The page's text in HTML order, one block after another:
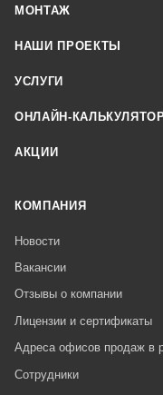
МОНТАЖ
НАШИ ПРОЕКТЫ
УСЛУГИ
ОНЛАЙН-
АКЦИИ
КОМПАНИЯ
Новости
Вакансии
Отзывы о компании
Лицензии и сертификаты
Адреса офисов продаж в
Сотрудники